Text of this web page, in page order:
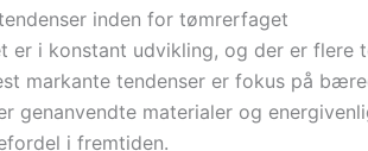
inden for tømrerfaget
er i konstant udvikling, og der er flere
markante tendenser er fokus på
genanvendte materialer og
i fremtiden.